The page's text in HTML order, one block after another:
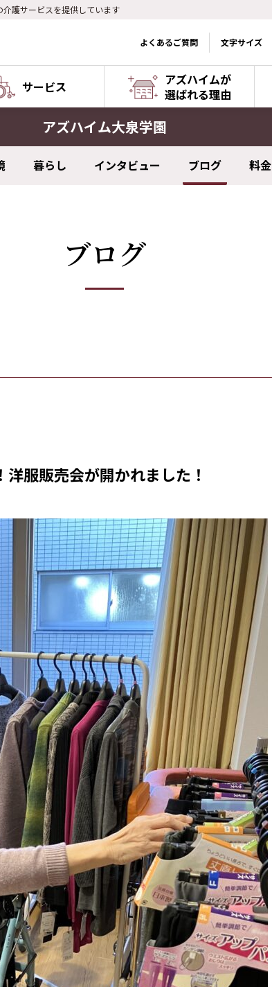
護サービスを提供しています
よくあるご質問 文字サイズ
サービス
アズハイムが
選ばれる理由
アズハイム大泉学園
暮らし インタビュー ブログ 料金
ブログ
洋服販売会が開かれました！